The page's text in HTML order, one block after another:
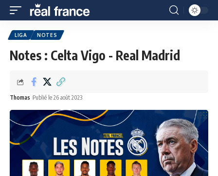
LIGA NOTES
Notes : Celta Vigo - Real Madrid
Thomas Publié le 26 août 2023